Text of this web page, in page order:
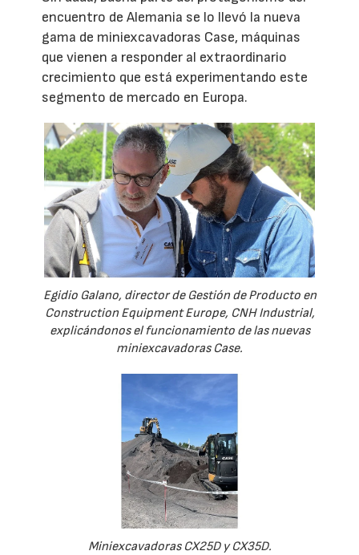
encuentro de Alemania se lo llevó la nueva
gama de miniexcavadoras Case, máquinas
que vienen a responder al extraordinario
crecimiento que está experimentando este
segmento de mercado en Europa.
Egidio Galano, director de Gestión de Producto en
Construction Equipment Europe, CNH Industrial,
explicándonos el funcionamiento de las nuevas
miniexcavadoras Case.
Miniexcavadoras CX25D y CX35D.